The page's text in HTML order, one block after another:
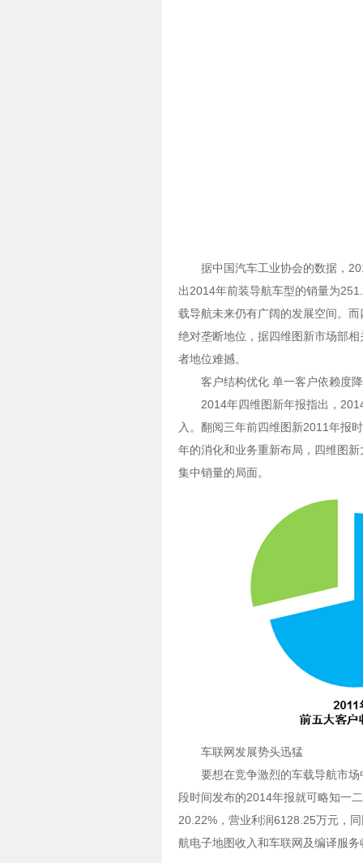
据中国汽车工业协会的数据，
出2014年前装导航车型的销量为
载导航未来仍有广阔的发展空间。
绝对垄断地位，据四维图新市场部
者地位难撼。
客户结构优化 单一客户依赖度
2014年四维图新年报指出，
入。翻阅三年前四维图新2011年报
年的消化和业务重新布局，四维图
集中销量的局面。
车联网发展势头迅猛
要想在竞争激烈的车载导航市
段时间发布的2014年报就可略知一
20.22%，营业利润6128.25万元，
航电子地图收入和车联网及编译服